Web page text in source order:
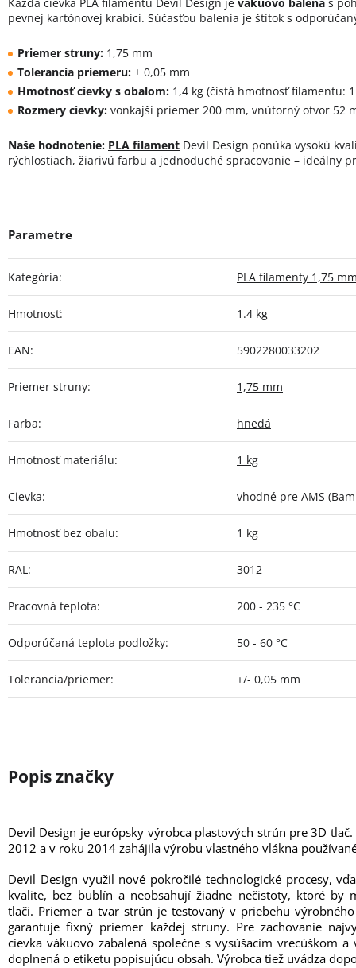
pevnej kartónovej krabici. Súčasťou balenia je štítok s
Priemer struny: 1,75 mm
Tolerancia priemeru: ± 0,05 mm
Hmotnosť cievky s obalom: 1,4 kg (čistá hmotnosť filamentu:
Rozmery cievky: vonkajší priemer 200 mm, vnútorný otvor 52
Naše hodnotenie: PLA filament Devil Design ponúka vysokú
rýchlostiach, žiarivú farbu a jednoduché spracovanie – ideálny
Kategória: PLA filamenty 1,75
Hmotnosť: 1.4 kg
EAN: 5902280033202
Priemer struny: 1,75 mm
Farba: hnedá
Hmotnosť materiálu: 1 kg
Cievka: vhodné pre AMS
Hmotnosť bez obalu: 1 kg
RAL: 3012
Pracovná teplota: 200 - 235 °C
Odporúčaná teplota podložky: 50 - 60 °C
Tolerancia/priemer: +/- 0,05 mm
Devil Design je európsky výrobca plastových strún pre 3D
2012 a v roku 2014 zahájila výrobu vlastného vlákna
Devil Design využil nové pokročilé technologické procesy,
kvalite, bez bublín a neobsahují žiadne nečistoty, ktoré by
tlači. Priemer a tvar strún je testovaný v priebehu
garantuje fixný priemer každej struny. Pre zachovanie
cievka vákuovo zabalená společne s vysúšacím vrecúškom
doplnená o etiketu popisujúcu obsah. Výrobca tiež uvádza